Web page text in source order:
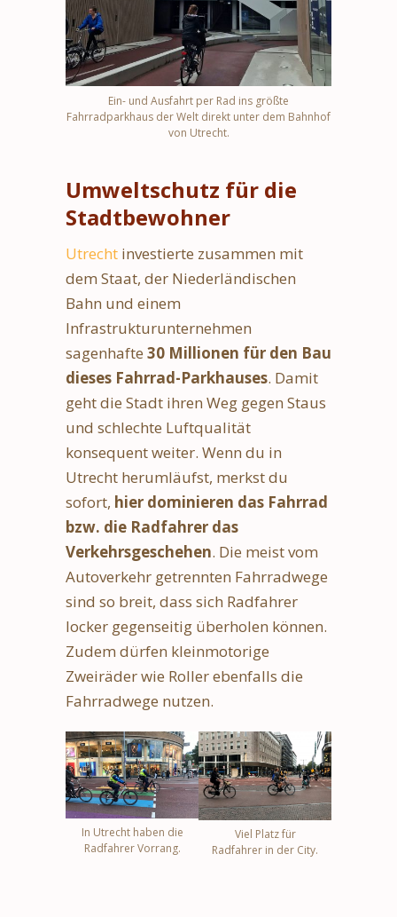
Ein- und Ausfahrt per Rad ins größte
Fahrradparkhaus der Welt direkt unter dem Bahnhof
von Utrecht.
Umweltschutz für die
Stadtbewohner
Utrecht investierte zusammen mit
dem Staat, der Niederländischen
Bahn und einem
Infrastrukturunternehmen
sagenhafte 30 Millionen für den Bau
dieses Fahrrad-Parkhauses. Damit
geht die Stadt ihren Weg gegen Staus
und schlechte Luftqualität
konsequent weiter. Wenn du in
Utrecht herumläufst, merkst du
sofort, hier dominieren das Fahrrad
bzw. die Radfahrer das
Verkehrsgeschehen. Die meist vom
Autoverkehr getrennten Fahrradwege
sind so breit, dass sich Radfahrer
locker gegenseitig überholen können.
Zudem dürfen kleinmotorige
Zweiräder wie Roller ebenfalls die
Fahrradwege nutzen.
In Utrecht haben die
Radfahrer Vorrang.
Viel Platz für
Radfahrer in der City.